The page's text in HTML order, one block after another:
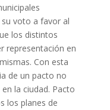
voto a favor al
los distintos
representación en
Con esta
de un pacto no
la ciudad. Pacto
los planes de